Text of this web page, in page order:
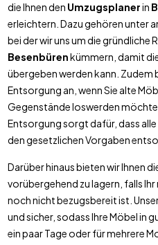
die Ihnen den Umzugsplanerin
erleichtern. Dazu gehören unter
bei der wir uns um die gründliche
Besenbürenkümmern, damit
übergeben werden kann. Zudem
Entsorgung an, wenn Sie alte
Gegenstände loswerden
Entsorgung sorgt dafür, dass
den gesetzlichen Vorgaben
Darüber hinaus bieten wir Ihnen
vorübergehend zu lagern, falls Ihr
noch nicht bezugsbereit ist.
und sicher, sodass Ihre Möbel in
ein paar Tage oder für mehrere